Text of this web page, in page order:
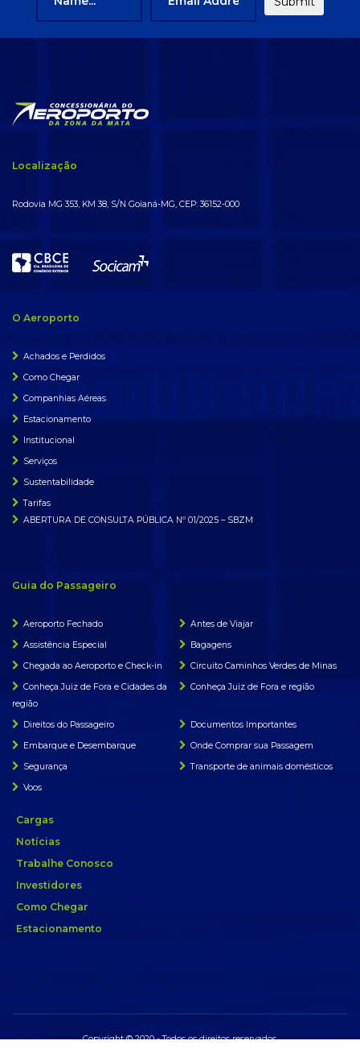
Localização
Rodovia MG 353, KM 38, S/N Goianá-MG, CEP: 36152-000
O Aeroporto
Achados e Perdidos
Como Chegar
Companhias Aéreas
Estacionamento
Institucional
Serviços
Sustentabilidade
Tarifas
ABERTURA DE CONSULTA PÚBLICA Nº 01/2025 – SBZM
Guia do Passageiro
Aeroporto Fechado
Antes de Viajar
Assistência Especial
Bagagens
Chegada ao Aeroporto e Check-in
Circuito Caminhos Verdes de Minas
Conheça Juiz de Fora e Cidades da
região
Conheça Juiz de Fora e região
Direitos do Passageiro
Documentos Importantes
Embarque e Desembarque
Onde Comprar sua Passagem
Segurança
Transporte de animais domésticos
Voos
Cargas
Notícias
Trabalhe Conosco
Investidores
Como Chegar
Estacionamento
Copyright © 2020 - Todos os direitos reservados.